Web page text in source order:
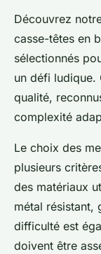
Découvrez
casse-têtes en
sélectionnés
un défi ludique.
qualité,
complexité
Le choix des
plusieurs
des matériaux
métal résistant,
difficulté est
doivent être